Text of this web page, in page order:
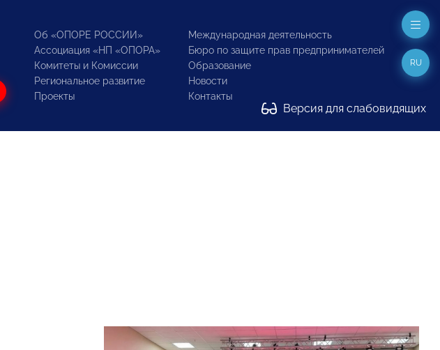
Об «ОПОРЕ РОССИИ»
Ассоциация «НП «ОПОРА»
Комитеты и Комиссии
Региональное развитие
Проекты
Международная деятельность
Бюро по защите прав предпринимателей
Образование
Новости
Контакты
Версия для слабовидящих
RU